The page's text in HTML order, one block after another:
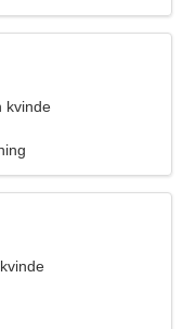
kvinde